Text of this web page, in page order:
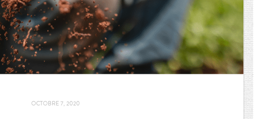
OCTOBRE 7, 2020